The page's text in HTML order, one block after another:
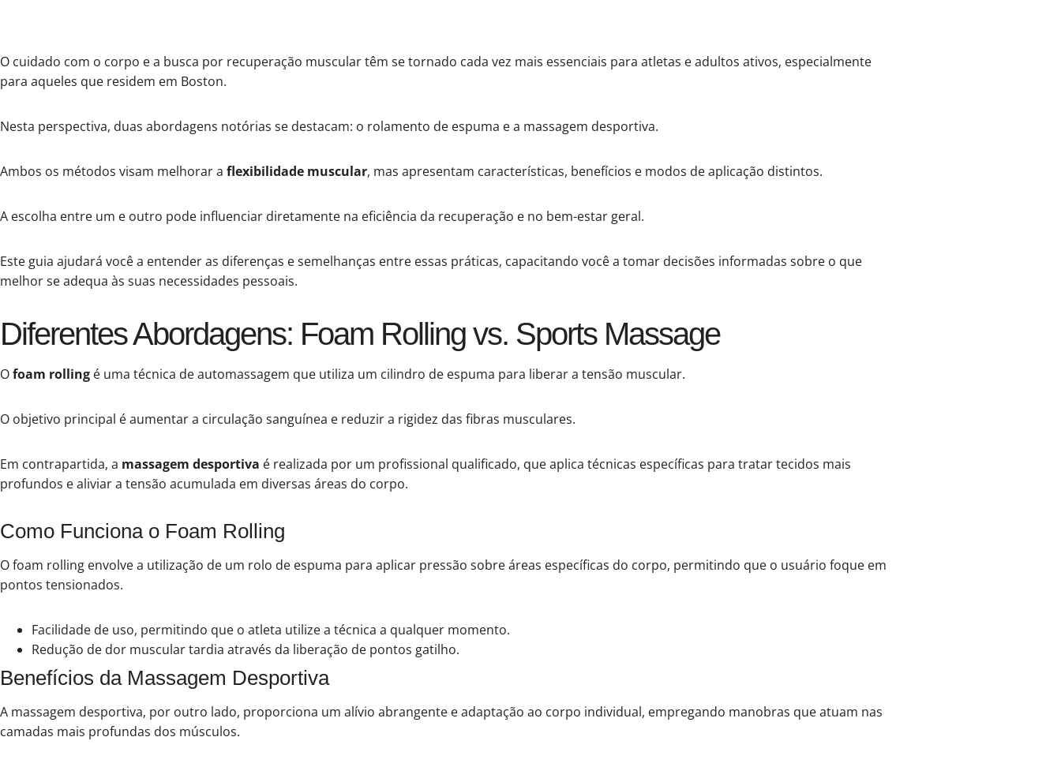
O cuidado com o corpo e a busca por recuperação muscular têm se tornado cada vez mais essenciais para atletas e adultos ativos, especialmente
para aqueles que residem em Boston.
Nesta perspectiva, duas abordagens notórias se destacam: o rolamento de espuma e a massagem desportiva.
Ambos os métodos visam melhorar a flexibilidade muscular, mas apresentam características, benefícios e modos de aplicação distintos.
A escolha entre um e outro pode influenciar diretamente na eficiência da recuperação e no bem-estar geral.
Este guia ajudará você a entender as diferenças e semelhanças entre essas práticas, capacitando você a tomar decisões informadas sobre o que
melhor se adequa às suas necessidades pessoais.
Diferentes Abordagens: Foam Rolling vs. Sports Massage
Ofoam rolling é uma técnica de automassagem que utiliza um cilindro de espuma para liberar a tensão muscular.
O objetivo principal é aumentar a circulação sanguínea e reduzir a rigidez das fibras musculares.
Em contrapartida, a massagem desportiva é realizada por um profissional qualificado, que aplica técnicas específicas para tratar tecidos mais
profundos e aliviar a tensão acumulada em diversas áreas do corpo.
Como Funciona o Foam Rolling
O foam rolling envolve a utilização de um rolo de espuma para aplicar pressão sobre áreas específicas do corpo, permitindo que o usuário foque em
pontos tensionados.
Facilidade de uso, permitindo que o atleta utilize a técnica a qualquer momento.
Redução de dor muscular tardia através da liberação de pontos gatilho.
Benefícios da Massagem Desportiva
A massagem desportiva, por outro lado, proporciona um alívio abrangente e adaptação ao corpo individual, empregando manobras que atuam nas
camadas mais profundas dos músculos.